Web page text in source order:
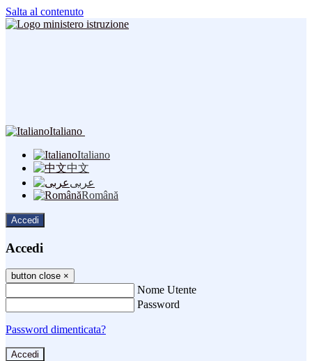
Salta al contenuto
Italiano
Italiano
中文
عربى
Română
Accedi
Accedi
button close ×
Nome Utente
Password
Password dimenticata?